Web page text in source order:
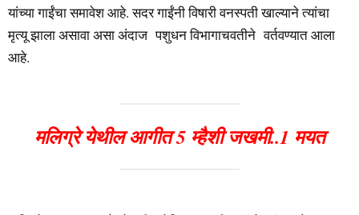
यांच्या गाईंचा समावेश आहे. सदर गाईंनी विषारी वनस्पती खाल्याने त्यांचा
मृत्यू झाला असावा असा अंदाज पशुधन विभागाचवतीने वर्तवण्यात आला
आहे.
मलिग्रे येथील आगीत 5 म्हैशी जखमी..1 मयत